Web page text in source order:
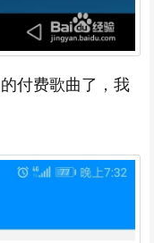
付费歌曲了，我